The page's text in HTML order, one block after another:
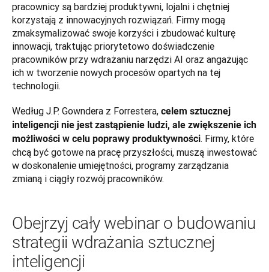
pracownicy są bardziej produktywni, lojalni i chętniej
korzystają z innowacyjnych rozwiązań. Firmy mogą
zmaksymalizować swoje korzyści i zbudować kulturę
innowacji, traktując priorytetowo doświadczenie
pracowników przy wdrażaniu narzędzi AI oraz angażując
ich w tworzenie nowych procesów opartych na tej
technologii.
Według J.P. Gowndera z Forrestera, celem sztucznej
inteligencji nie jest zastąpienie ludzi, ale zwiększenie ich
możliwości w celu poprawy produktywności. Firmy, które
chcą być gotowe na pracę przyszłości, muszą inwestować
w doskonalenie umiejętności, programy zarządzania
zmianą i ciągły rozwój pracowników.
Obejrzyj cały webinar o budowaniu
strategii wdrażania sztucznej
inteligencji